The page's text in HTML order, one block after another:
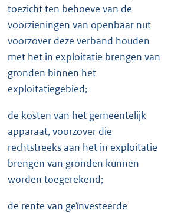
toezicht ten behoeve van de
voorzieningen van openbaar nut
voorzover deze verband houden
met het in exploitatie brengen van
gronden binnen het
exploitatiegebied;
de kosten van het gemeentelijk
apparaat, voorzover die
rechtstreeks aan het in exploitatie
brengen van gronden kunnen
worden toegerekend;
de rente van geïnvesteerde